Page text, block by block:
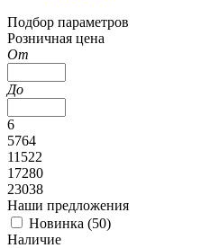
Подбор параметров
Розничная цена
От
До
6
5764
11522
17280
23038
Наши предложения
Новинка (50)
Наличие